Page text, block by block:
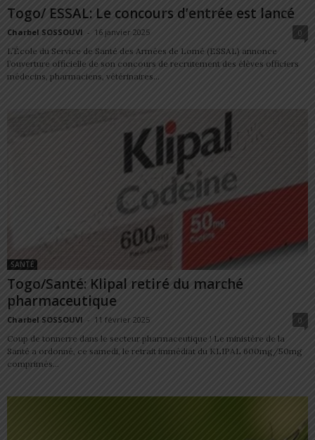
Togo/ ESSAL: Le concours d’entrée est lancé
Charbel SOSSOUVI - 16 janvier 2025
0
L’École du Service de Santé des Armées de Lomé (ESSAL) annonce
l’ouverture officielle de son concours de recrutement des élèves officiers
médecins, pharmaciens, vétérinaires...
SANTÉ
Togo/Santé: Klipal retiré du marché
pharmaceutique
Charbel SOSSOUVI - 11 février 2025
0
Coup de tonnerre dans le secteur pharmaceutique ! Le ministère de la
Santé a ordonné, ce samedi, le retrait immédiat du KLIPAL 600mg/50mg
comprimés...